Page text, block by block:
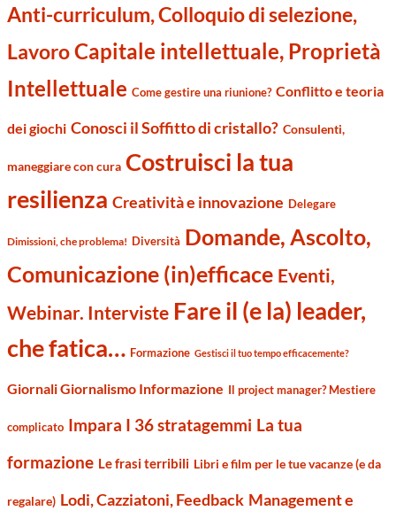
Anti-curriculum, Colloquio di selezione,
LavoroCapitale intellettuale, Proprietà
Intellettuale Come gestire una riunione? Conflitto e teoria
dei giochi Conosci il Soffitto di cristallo? Consulenti,
maneggiare con cura Costruisci la tua
resilienza Creatività e innovazione Delegare
Dimissioni, che problema! Diversità Domande, Ascolto,
Comunicazione (in)efficace Eventi,
Webinar. Interviste Fare il (e la) leader,
che fatica… Formazione Gestisci il tuo tempo efficacemente?
Giornali Giornalismo Informazione Il project manager? Mestiere
complicato Impara I 36 stratagemmi La tua
formazione Le frasi terribili Libri e film per le tue vacanze (e da
regalare) Lodi, Cazziatoni, Feedback Management e